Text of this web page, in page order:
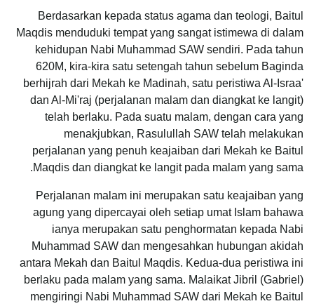
Berdasarkan kepada status agama dan teologi, Baitul
Maqdis menduduki tempat yang sangat istimewa di dalam
kehidupan Nabi Muhammad SAW sendiri. Pada tahun
620M, kira-kira satu setengah tahun sebelum Baginda
berhijrah dari Mekah ke Madinah, satu peristiwa Al-Israa'
dan Al-Mi'raj (perjalanan malam dan diangkat ke langit)
telah berlaku. Pada suatu malam, dengan cara yang
menakjubkan, Rasulullah SAW telah melakukan
perjalanan yang penuh keajaiban dari Mekah ke Baitul
Maqdis dan diangkat ke langit pada malam yang sama.
Perjalanan malam ini merupakan satu keajaiban yang
agung yang dipercayai oleh setiap umat Islam bahawa
ianya merupakan satu penghormatan kepada Nabi
Muhammad SAW dan mengesahkan hubungan akidah
antara Mekah dan Baitul Maqdis. Kedua-dua peristiwa ini
berlaku pada malam yang sama. Malaikat Jibril (Gabriel)
mengiringi Nabi Muhammad SAW dari Mekah ke Baitul